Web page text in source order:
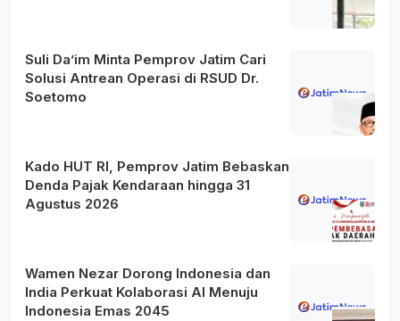
Suli Da’im Minta Pemprov Jatim Cari
Solusi Antrean Operasi di RSUD Dr.
Soetomo
Kado HUT RI, Pemprov Jatim Bebaskan
Denda Pajak Kendaraan hingga 31
Agustus 2026
Wamen Nezar Dorong Indonesia dan
India Perkuat Kolaborasi AI Menuju
Indonesia Emas 2045